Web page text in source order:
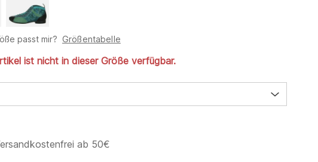
passt mir? Größentabelle
ist nicht in dieser Größe verfügbar.
ab 50€